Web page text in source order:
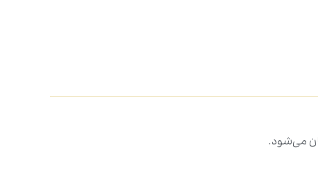
می‌شود.